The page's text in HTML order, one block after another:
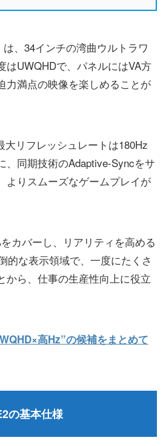
は、34インチの湾曲ウルトラワ
はUWQHDで、パネルにはVA方
力満点の映像を楽しめることが
大リフレッシュレートは180Hz
、同期技術のAdaptive-Syncをサ
よりスムーズなゲームプレイが
カバーし、リアリティを高める
的な表示領域で、一度にたくさ
から、仕事の生産性向上に役立
高Hz”の候補をまとめて
の基本仕様